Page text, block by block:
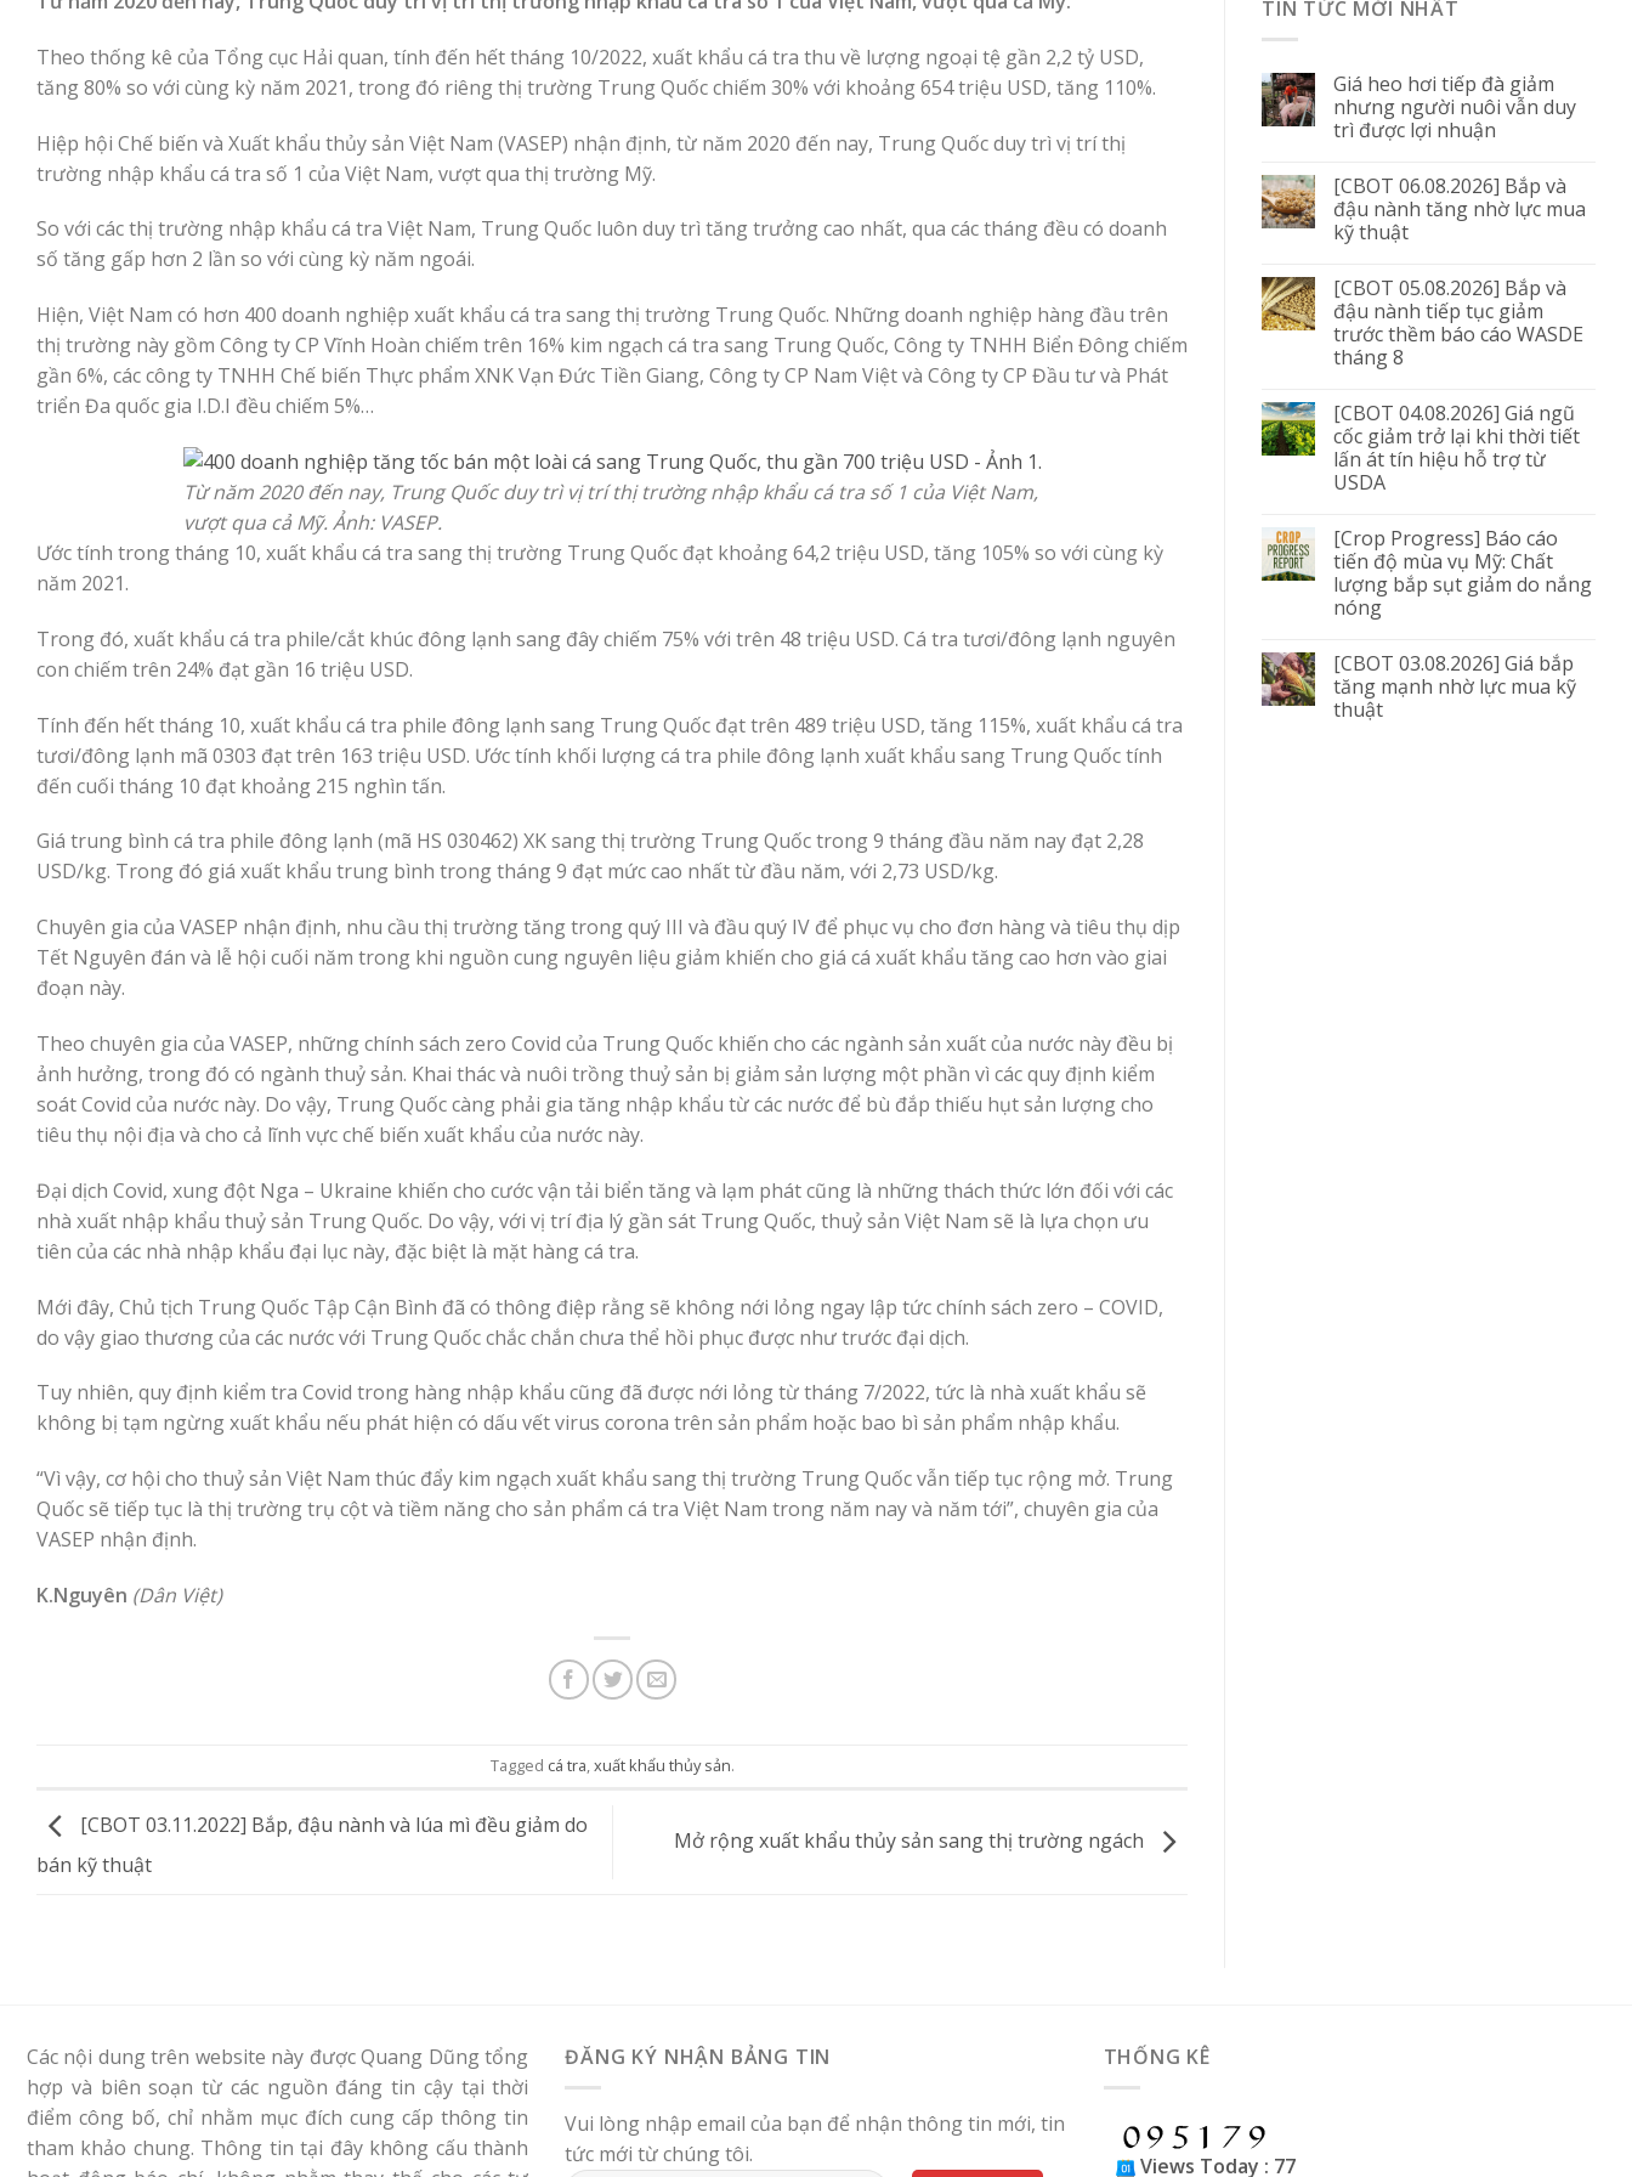
Theo thống kê của Tổng cục Hải quan, tính đến hết tháng 10/2022, xuất khẩu cá tra thu về lượng ngoại tệ gần 2,2 tỷ USD,
tăng 80% so với cùng kỳ năm 2021, trong đó riêng thị trường Trung Quốc chiếm 30% với khoảng 654 triệu USD, tăng 110%.
Hiệp hội Chế biến và Xuất khẩu thủy sản Việt Nam (VASEP) nhận định, từ năm 2020 đến nay, Trung Quốc duy trì vị trí thị
trường nhập khẩu cá tra số 1 của Việt Nam, vượt qua thị trường Mỹ.
So với các thị trường nhập khẩu cá tra Việt Nam, Trung Quốc luôn duy trì tăng trưởng cao nhất, qua các tháng đều có doanh
số tăng gấp hơn 2 lần so với cùng kỳ năm ngoái.
Hiện, Việt Nam có hơn 400 doanh nghiệp xuất khẩu cá tra sang thị trường Trung Quốc. Những doanh nghiệp hàng đầu trên
thị trường này gồm Công ty CP Vĩnh Hoàn chiếm trên 16% kim ngạch cá tra sang Trung Quốc, Công ty TNHH Biển Đông chiếm
gần 6%, các công ty TNHH Chế biến Thực phẩm XNK Vạn Đức Tiền Giang, Công ty CP Nam Việt và Công ty CP Đầu tư và Phát
triển Đa quốc gia I.D.I đều chiếm 5%…
Từ năm 2020 đến nay, Trung Quốc duy trì vị trí thị trường nhập khẩu cá tra số 1 của Việt Nam,
vượt qua cả Mỹ. Ảnh: VASEP.
Ước tính trong tháng 10, xuất khẩu cá tra sang thị trường Trung Quốc đạt khoảng 64,2 triệu USD, tăng 105% so với cùng kỳ
năm 2021.
Trong đó, xuất khẩu cá tra phile/cắt khúc đông lạnh sang đây chiếm 75% với trên 48 triệu USD. Cá tra tươi/đông lạnh nguyên
con chiếm trên 24% đạt gần 16 triệu USD.
Tính đến hết tháng 10, xuất khẩu cá tra phile đông lạnh sang Trung Quốc đạt trên 489 triệu USD, tăng 115%, xuất khẩu cá tra
tươi/đông lạnh mã 0303 đạt trên 163 triệu USD. Ước tính khối lượng cá tra phile đông lạnh xuất khẩu sang Trung Quốc tính
đến cuối tháng 10 đạt khoảng 215 nghìn tấn.
Giá trung bình cá tra phile đông lạnh (mã HS 030462) XK sang thị trường Trung Quốc trong 9 tháng đầu năm nay đạt 2,28
USD/kg. Trong đó giá xuất khẩu trung bình trong tháng 9 đạt mức cao nhất từ đầu năm, với 2,73 USD/kg.
Chuyên gia của VASEP nhận định, nhu cầu thị trường tăng trong quý III và đầu quý IV để phục vụ cho đơn hàng và tiêu thụ dịp
Tết Nguyên đán và lễ hội cuối năm trong khi nguồn cung nguyên liệu giảm khiến cho giá cá xuất khẩu tăng cao hơn vào giai
đoạn này.
Theo chuyên gia của VASEP, những chính sách zero Covid của Trung Quốc khiến cho các ngành sản xuất của nước này đều bị
ảnh hưởng, trong đó có ngành thuỷ sản. Khai thác và nuôi trồng thuỷ sản bị giảm sản lượng một phần vì các quy định kiểm
soát Covid của nước này. Do vậy, Trung Quốc càng phải gia tăng nhập khẩu từ các nước để bù đắp thiếu hụt sản lượng cho
tiêu thụ nội địa và cho cả lĩnh vực chế biến xuất khẩu của nước này.
Đại dịch Covid, xung đột Nga – Ukraine khiến cho cước vận tải biển tăng và lạm phát cũng là những thách thức lớn đối với các
nhà xuất nhập khẩu thuỷ sản Trung Quốc. Do vậy, với vị trí địa lý gần sát Trung Quốc, thuỷ sản Việt Nam sẽ là lựa chọn ưu
tiên của các nhà nhập khẩu đại lục này, đặc biệt là mặt hàng cá tra.
Mới đây, Chủ tịch Trung Quốc Tập Cận Bình đã có thông điệp rằng sẽ không nới lỏng ngay lập tức chính sách zero – COVID,
do vậy giao thương của các nước với Trung Quốc chắc chắn chưa thể hồi phục được như trước đại dịch.
Tuy nhiên, quy định kiểm tra Covid trong hàng nhập khẩu cũng đã được nới lỏng từ tháng 7/2022, tức là nhà xuất khẩu sẽ
không bị tạm ngừng xuất khẩu nếu phát hiện có dấu vết virus corona trên sản phẩm hoặc bao bì sản phẩm nhập khẩu.
“Vì vậy, cơ hội cho thuỷ sản Việt Nam thúc đẩy kim ngạch xuất khẩu sang thị trường Trung Quốc vẫn tiếp tục rộng mở. Trung
Quốc sẽ tiếp tục là thị trường trụ cột và tiềm năng cho sản phẩm cá tra Việt Nam trong năm nay và năm tới”, chuyên gia của
VASEP nhận định.
K.Nguyên (Dân Việt)
Tagged cá tra,xuất khẩu thủy sản.
[CBOT 03.11.2022] Bắp, đậu nành và lúa mì đều giảm do
bán kỹ thuật
Mở rộng xuất khẩu thủy sản sang thị trường ngách
TIN TỨC MỚI NHẤT
Giá heo hơi tiếp đà giảm
nhưng người nuôi vẫn duy
trì được lợi nhuận
[CBOT 06.08.2026] Bắp và
đậu nành tăng nhờ lực mua
kỹ thuật
[CBOT 05.08.2026] Bắp và
đậu nành tiếp tục giảm
trước thềm báo cáo WASDE
tháng 8
[CBOT 04.08.2026] Giá ngũ
cốc giảm trở lại khi thời tiết
lấn át tín hiệu hỗ trợ từ
USDA
[Crop Progress] Báo cáo
tiến độ mùa vụ Mỹ: Chất
lượng bắp sụt giảm do nắng
nóng
[CBOT 03.08.2026] Giá bắp
tăng mạnh nhờ lực mua kỹ
thuật
Các nội dung trên website này được Quang Dũng tổng
hợp và biên soạn từ các nguồn đáng tin cậy tại thời
điểm công bố, chỉ nhằm mục đích cung cấp thông tin
tham khảo chung. Thông tin tại đây không cấu thành
ĐĂNG KÝ NHẬN BẢNG TIN
Vui lòng nhập email của bạn để nhận thông tin mới, tin
tức mới từ chúng tôi.
THỐNG KÊ
Views Today : 77